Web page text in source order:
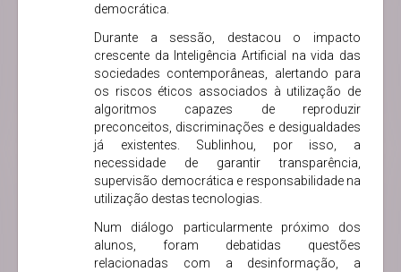
democrática.
Durante a sessão, destacou o impacto
crescente da Inteligência Artificial na vida das
sociedades contemporâneas, alertando para
os riscos éticos associados à utilização de
algoritmos capazes de reproduzir
preconceitos, discriminações e desigualdades
já existentes. Sublinhou, por isso, a
necessidade de garantir transparência,
supervisão democrática e responsabilidade na
utilização destas tecnologias.
Num diálogo particularmente próximo dos
alunos, foram debatidas questões
relacionadas com a desinformação, a